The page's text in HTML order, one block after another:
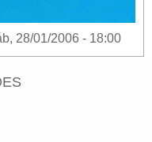
28/01/2006 - 18:00